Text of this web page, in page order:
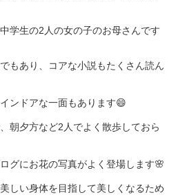
学生の2人の女の子のお母さんです
もあり、コアな小説もたくさん読ん
ンドアな一面もあります😄
朝夕方など2人でよく散歩しておら
グにお花の写真がよく登場します🌸
しい身体を目指して美しくなるため